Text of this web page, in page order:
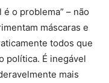
o problema” – não
máscaras e
todos que
política. É inegável
mais